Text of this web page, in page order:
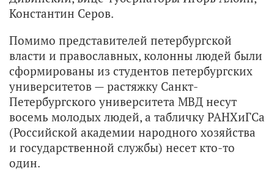
Константин Серов.
Помимо представителей петербургской
власти и православных, колонны людей были
сформированы из студентов петербургских
университетов — растяжку Санкт-
Петербургского университета МВД несут
восемь молодых людей, а табличку РАНХиГСа
(Российской академии народного хозяйства
и государственной службы) несет кто-то
один.